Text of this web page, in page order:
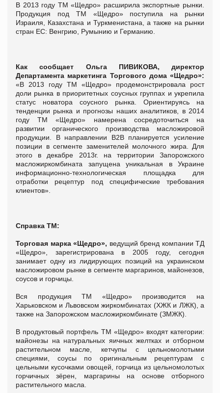
В 2013 году ТМ «Щедро» расширила экспортные рынки.
Продукция под ТМ «Щедро» поступила на рынки
Израиля, Казахстана и Туркменистана, а также на рынки
стран ЕС: Венгрию, Румынию и Германию.
Как сообщает Ольга ПИВИКОВА, директор
Департамента маркетинга Торгового дома «Щедро»:
«В 2013 году ТМ «Щедро» продемонстрировала рост
доли рынка в приоритетных соусных группах и укрепила
статус новатора соусного рынка. Ориентируясь на
тенденции рынка и прогнозы наших аналитиков, в 2014
году ТМ «Щедро» намерена сосредоточиться на
развитии органического производства масложировой
продукции. В направлении B2B планируется усиление
позиции в сегменте заменителей молочного жира. Для
этого в декабре 2013г. на территории Запорожского
масложиркомбината запущена уникальная в Украине
информационно-технологическая площадка для
отработки рецептур под специфические требования
клиентов».
Справка ТМ:
Торговая марка «Щедро», ведущий бренд компании ТД
«Щедро», зарегистрирована в 2005 году, сегодня
занимает одну из лидирующих позиций на украинском
масложировом рынке в сегменте маргаринов, майонезов,
соусов и горчицы.
Вся продукция ТМ «Щедро» производится на
Харьковском и Львовском жиркомбинатах (ХЖК и ЛЖК), а
также на Запорожском масложиркомбинате (ЗМЖК).
В продуктовый портфель TM «Щедро» входят категории:
майонезы на натуральных яичных желтках и отборном
растительном масле, кетчупы с цельномолотыми
специями, соусы по оригинальным рецептурам с
цельными кусочками овощей, горчица из цельномолотых
горчичных зёрен, маргарины на основе отборного
растительного масла.